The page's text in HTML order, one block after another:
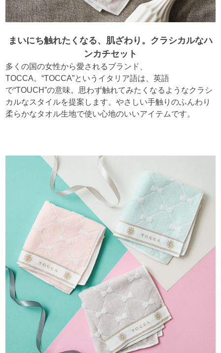
まいにち触れたくなる、肌ざわり。クラシカルなハ
ンカチセット
多くの国の女性から愛されるブランド、
TOCCA。“TOCCA”というイタリア語は、英語
で“TOUCH”の意味。思わず触れてみたくなるようなクラシ
カルなスタイルを提案します。やさしい手触りのふんわり
柔らかなタオル生地で使い心地のいいアイテムです。